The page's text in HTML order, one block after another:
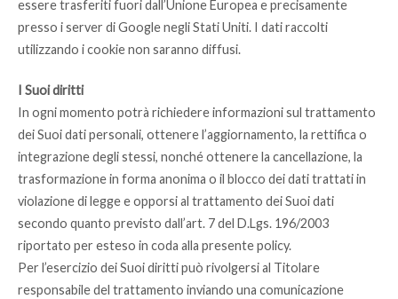
essere trasferiti fuori dall’Unione Europea e precisamente
presso i server di Google negli Stati Uniti. I dati raccolti
utilizzando i cookie non saranno diffusi.
I Suoi diritti
In ogni momento potrà richiedere informazioni sul trattamento
dei Suoi dati personali, ottenere l’aggiornamento, la rettifica o
integrazione degli stessi, nonché ottenere la cancellazione, la
trasformazione in forma anonima o il blocco dei dati trattati in
violazione di legge e opporsi al trattamento dei Suoi dati
secondo quanto previsto dall’art. 7 del D.Lgs. 196/2003
riportato per esteso in coda alla presente policy.
Per l’esercizio dei Suoi diritti può rivolgersi al Titolare
responsabile del trattamento inviando una comunicazione